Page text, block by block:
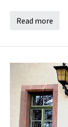
Read more